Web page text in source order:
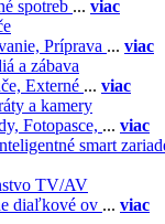
spotreb ... viac
Príprava ... viac
a zábava
Externé ... viac
a kamery
Fotopasce, ... viac
smart
TV/AV
diaľkové ov ... viac